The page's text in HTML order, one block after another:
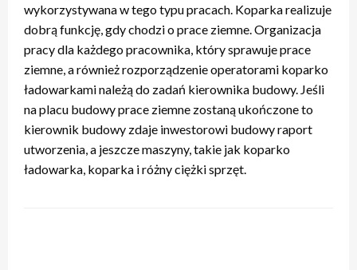
wykorzystywana w tego typu pracach. Koparka realizuje
dobrą funkcję, gdy chodzi o prace ziemne. Organizacja
pracy dla każdego pracownika, który sprawuje prace
ziemne, a również rozporządzenie operatorami koparko
ładowarkami należą do zadań kierownika budowy. Jeśli
na placu budowy prace ziemne zostaną ukończone to
kierownik budowy zdaje inwestorowi budowy raport
utworzenia, a jeszcze maszyny, takie jak koparko
ładowarka, koparka i różny ciężki sprzęt.